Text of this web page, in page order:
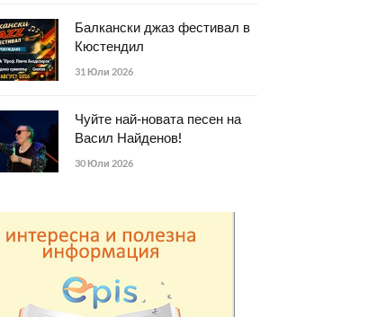
Балкански джаз фестивал в
Кюстендил
31 Юли 2026
Чуйте най-новата песен на
Васил Найденов!
30 Юли 2026